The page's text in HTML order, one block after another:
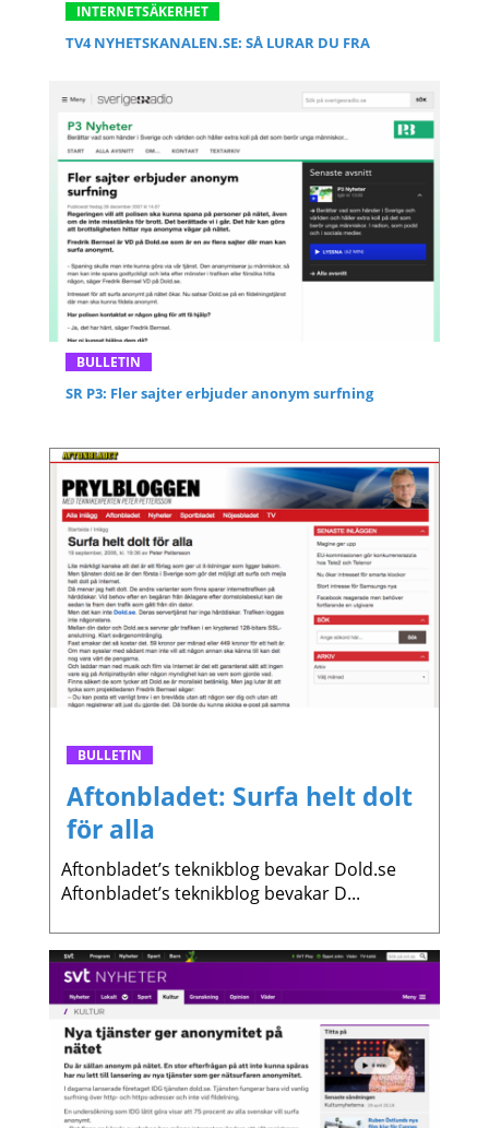
INTERNETSÄKERHET
TV4 NYHETSKANALEN.SE: SÅ LURAR DU FRA
BULLETIN
SR P3: Fler sajter erbjuder anonym surfning
BULLETIN
Aftonbladet: Surfa helt dolt
för alla
Aftonbladet’s teknikblog bevakar Dold.se
Aftonbladet’s teknikblog bevakar D...